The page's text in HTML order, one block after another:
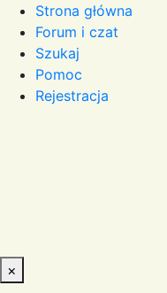
Strona główna
Forum i czat
Szukaj
Pomoc
Rejestracja
×